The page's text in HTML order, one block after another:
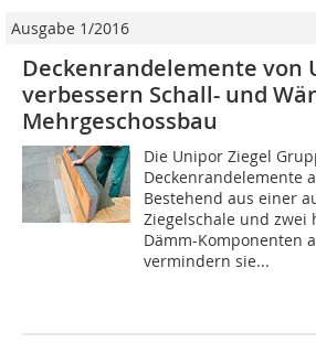
Ausgabe 1/2016
Deckenrandelemente von
verbessern Schall- und
Mehrgeschossbau
Die Unipor Ziegel
Deckenrandelemente
Bestehend aus einer
Ziegelschale und zwei
Dämm-Komponenten
vermindern sie...